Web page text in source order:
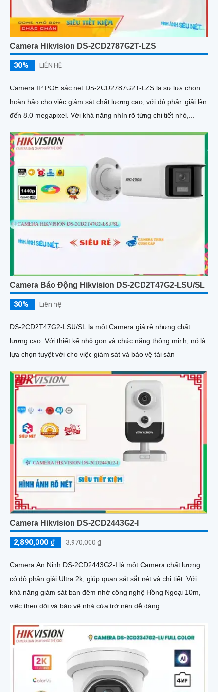
Camera Hikvision DS-2CD2787G2T-LZS
30% LIÊN HỆ
Camera IP POE sắc nét DS-2CD2787G2T-LZS là sự lựa chọn
hoàn hảo cho việc giám sát chất lượng cao, với độ phân giải lên
đến 8.0 megapixel. Với khả năng nhìn rõ từng chi tiết nhỏ,...
Camera Báo Động Hikvision DS-2CD2T47G2-LSU/SL
30% Liên hệ
DS-2CD2T47G2-LSU/SL là một Camera giá rẻ nhưng chất
lượng cao. Với thiết kế nhỏ gọn và chức năng thông minh, nó là
lựa chọn tuyệt vời cho việc giám sát và bảo vệ tài sản
Camera Hikvision DS-2CD2443G2-I
2,890,000 ₫ 3,970,000 ₫
Camera An Ninh DS-2CD2443G2-I là một Camera chất lượng
có độ phân giải Ultra 2k, giúp quan sát sắt nét và chi tiết. Với
khả năng giám sát ban đêm nhờ công nghệ Hồng Ngoại 10m,
việc theo dõi và bảo vệ nhà cửa trở nên dễ dàng